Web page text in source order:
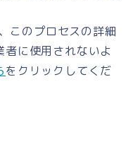
このプロセスの詳細
に使用されないよ
をクリックしてくだ